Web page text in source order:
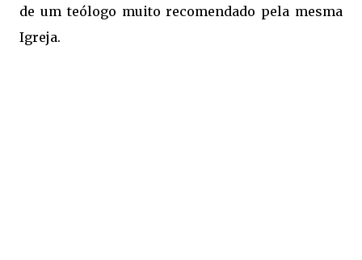
de um teólogo muito recomendado pela mesma
Igreja.